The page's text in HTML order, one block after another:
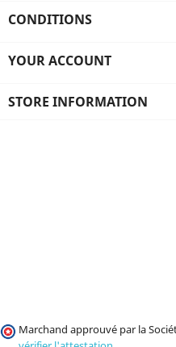
CONDITIONS
YOUR ACCOUNT
STORE INFORMATION
Marchand approuvé par la